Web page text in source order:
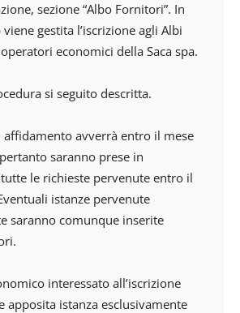
sezione “Albo Fornitori”. In
gestita l’iscrizione agli Albi
economici della Saca spa.
si seguito descritta.
affidamento avverrà entro il mese
saranno prese in
le richieste pervenute entro il
istanze pervenute
saranno comunque inserite
interessato all’iscrizione
apposita istanza esclusivamente